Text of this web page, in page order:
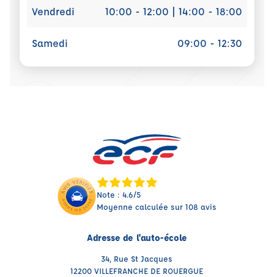
Vendredi 10:00 - 12:00 | 14:00 - 18:00
Samedi 09:00 - 12:30
Note : 4.6/5
Moyenne calculée sur 108 avis
Adresse de l'auto-école
34, Rue St Jacques
12200 VILLEFRANCHE DE ROUERGUE